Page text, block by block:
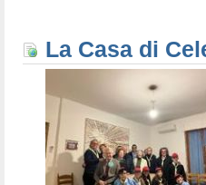
La Casa di